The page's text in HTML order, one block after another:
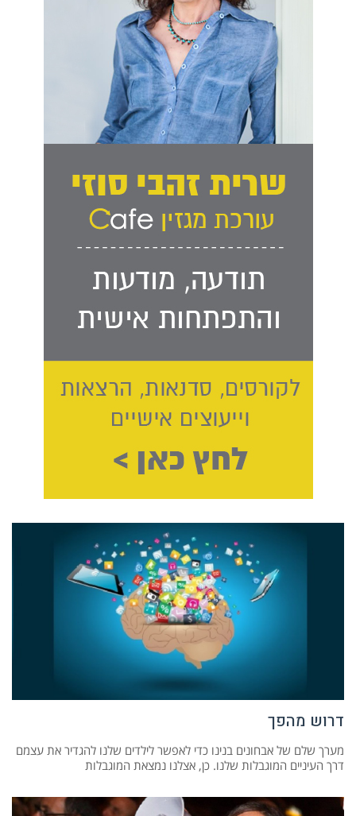
דרוש מהפך
מערך שלם של אבחונים בנינו כדי לאפשר לילדים שלנו להגדיר את עצמם
דרך העיניים המוגבלות שלנו. כן, אצלנו נמצאת המוגבלות